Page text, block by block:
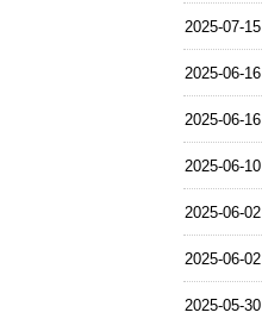
2025-07-15
2025-06-16
2025-06-16
2025-06-10
2025-06-02
2025-06-02
2025-05-30